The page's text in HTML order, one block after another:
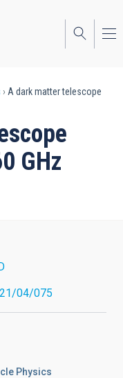
A dark matter telescope
GHz
04/075
Physics